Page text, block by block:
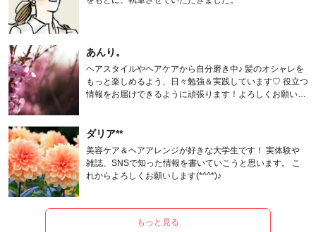
あんり。
ヘアスタイルやヘアケアから自分磨き中♪ 髪のオシャレを
もっと楽しめるよう、日々勉強＆実践しています♡ 役立つ
情報をお届けできるように頑張ります！よろしくお願いし
ダリア**
美容ケア＆ヘアアレンジが好きな大学生です！ 実体験や
雑誌、SNSで知った情報を書いていこうと思います。 こ
れからよろしくお願いします(*^^*)♪
もっと見る